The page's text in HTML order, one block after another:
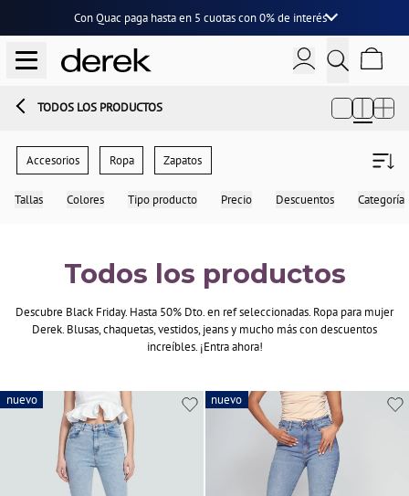
Con Quac paga hasta en 5 cuotascon0% de interés
TODOS LOS PRODUCTOS
Accesorios Ropa Zapatos
Tallas Colores Tipo producto Precio Descuentos Categoría
Todos los productos
Descubre Black Friday. Hasta 50% Dto. en ref seleccionadas. Ropa para mujer
Derek. Blusas, chaquetas, vestidos, jeans y mucho más con descuentos
increíbles. ¡Entra ahora!
nuevo nuevo
nuevo